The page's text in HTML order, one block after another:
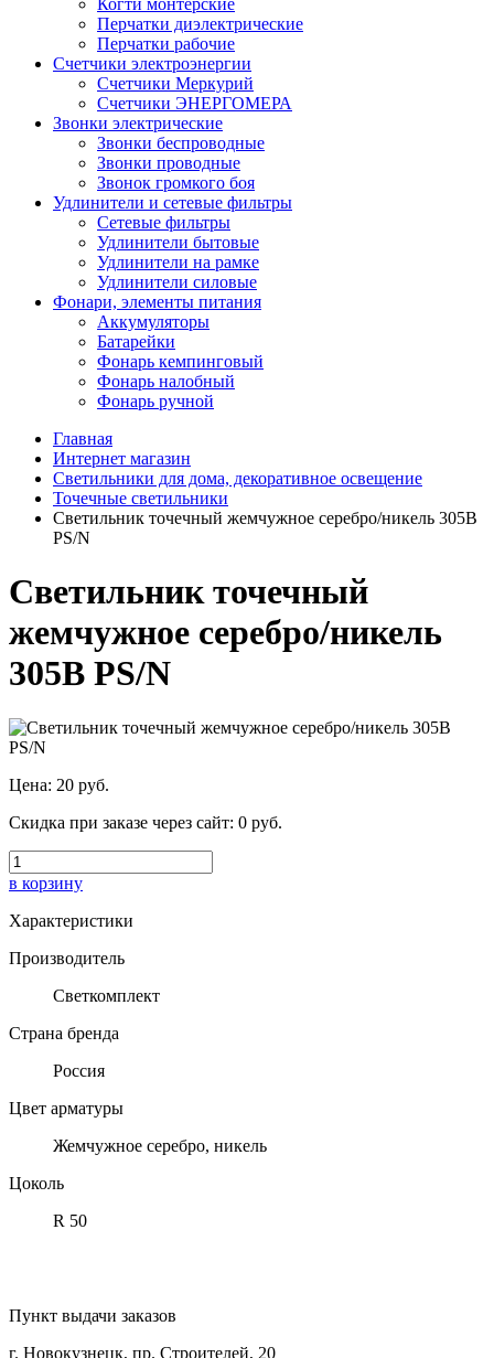
Когти монтерские
Перчатки диэлектрические
Перчатки рабочие
Счетчики электроэнергии
Счетчики Меркурий
Счетчики ЭНЕРГОМЕРА
Звонки электрические
Звонки беспроводные
Звонки проводные
Звонок громкого боя
Удлинители и сетевые фильтры
Сетевые фильтры
Удлинители бытовые
Удлинители на рамке
Удлинители силовые
Фонари, элементы питания
Аккумуляторы
Батарейки
Фонарь кемпинговый
Фонарь налобный
Фонарь ручной
Главная
Интернет магазин
Светильники для дома, декоративное освещение
Точечные светильники
Светильник точечный жемчужное серебро/никель 305В
PS/N
Светильник точечный
жемчужное серебро/никель
305В PS/N
Цена: 20 руб.
Скидка при заказе через сайт: 0 руб.
в корзину
Характеристики
Производитель
Светкомплект
Страна бренда
Россия
Цвет арматуры
Жемчужное серебро, никель
Цоколь
R 50
Пункт выдачи заказов
г. Новокузнецк, пр. Строителей, 20